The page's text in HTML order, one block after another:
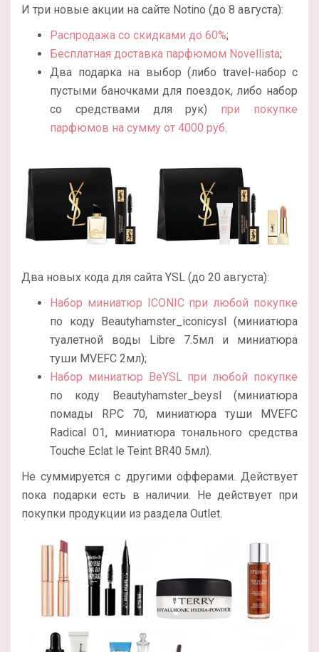
И три новые акции на сайте Notino (до 8 августа):
Распродажа со скидками до 60%;
Бесплатная доставка парфюмом Novellista;
Два подарка на выбор (либо travel-набор с
пустыми баночками для поездок, либо набор
со средствами для рук) при покупке
парфюмов на сумму от 4000 руб.
Два новых кода для сайта YSL (до 20 августа):
Набор миниатюр ICONIC при любой покупке
по коду Beautyhamster_iconicysl (миниатюра
туалетной воды Libre 7.5мл и миниатюра
туши MVEFC 2мл);
Набор миниатюр BeYSL при любой покупке
по коду Beautyhamster_beysl (миниатюра
помады RPC 70, миниатюра туши MVEFC
Radical 01, миниатюра тонального средства
Touche Eclat le Teint BR40 5мл).
Не суммируется с другими офферами. Действует
пока подарки есть в наличии. Не действует при
покупки продукции из раздела Outlet.